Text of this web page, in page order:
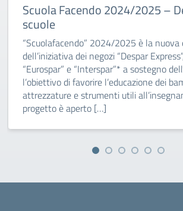
Scuola Facendo 2024/2025 –
scuole
“Scuolafacendo” 2024/2025 è la nuova
dell’iniziativa dei negozi “Despar
“Eurospar” e “Interspar”* a sostegno
l’obiettivo di favorire l’educazione dei
attrezzature e strumenti utili
progetto è aperto […]